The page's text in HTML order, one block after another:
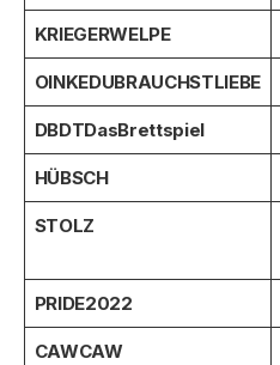
KRIEGERWELPE
OINKEDUBRAUCHSTLIEBE
DBDTDasBrettspiel
HÜBSCH
STOLZ
PRIDE2022
CAWCAW